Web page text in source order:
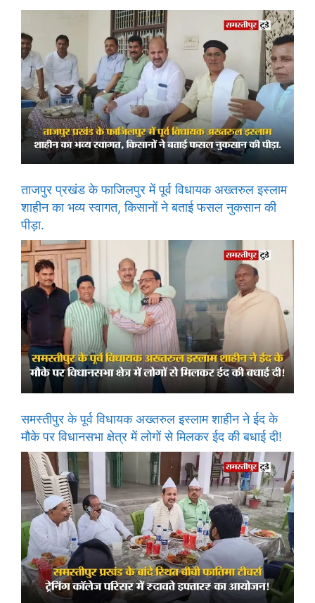
ताजपुर प्रखंड के फाजिलपुर में पूर्व विधायक अख्तरुल इस्लाम
शाहीन का भव्य स्वागत, किसानों ने बताई फसल नुकसान की
पीड़ा.
समस्तीपुर के पूर्व विधायक अख्तरुल इस्लाम शाहीन ने ईद के
मौके पर विधानसभा क्षेत्र में लोगों से मिलकर ईद की बधाई दी!